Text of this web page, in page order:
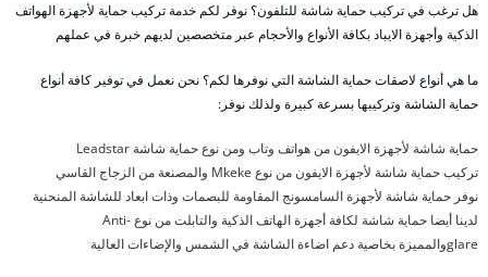
هل ترغب في تركيب حماية شاشة للتلفون؟ نوفر لكم خدمة تركيب حماية لأجهزة الهواتف
الذكية وأجهزة الايباد بكافة الأنواع والأحجام عبر متخصصين لديهم خبرة في عملهم
ما هي أنواع لاصقات حماية الشاشة التي نوفرها لكم؟ نحن نعمل في توفير كافة أنواع
حماية الشاشة وتركيبها بسرعة كبيرة ولذلك نوفر:
حماية شاشة لأجهزة الايفون من هواتف وتاب ومن نوع حماية شاشة Leadstar
تركيب حماية شاشة لأجهزة الايفون من نوع Mkeke والمصنعة من الزجاج القاسي
نوفر حماية شاشة لأجهزة السامسونج المقاومة للبصمات وذات ابعاد للشاشة المنحنية
لدينا أيضا حماية شاشة لكافة أجهزة الهاتف الذكية والتابلت من نوع Anti-
glareوالمميزة بخاصية دعم اضاءة الشاشة في الشمس والإضاءات العالية